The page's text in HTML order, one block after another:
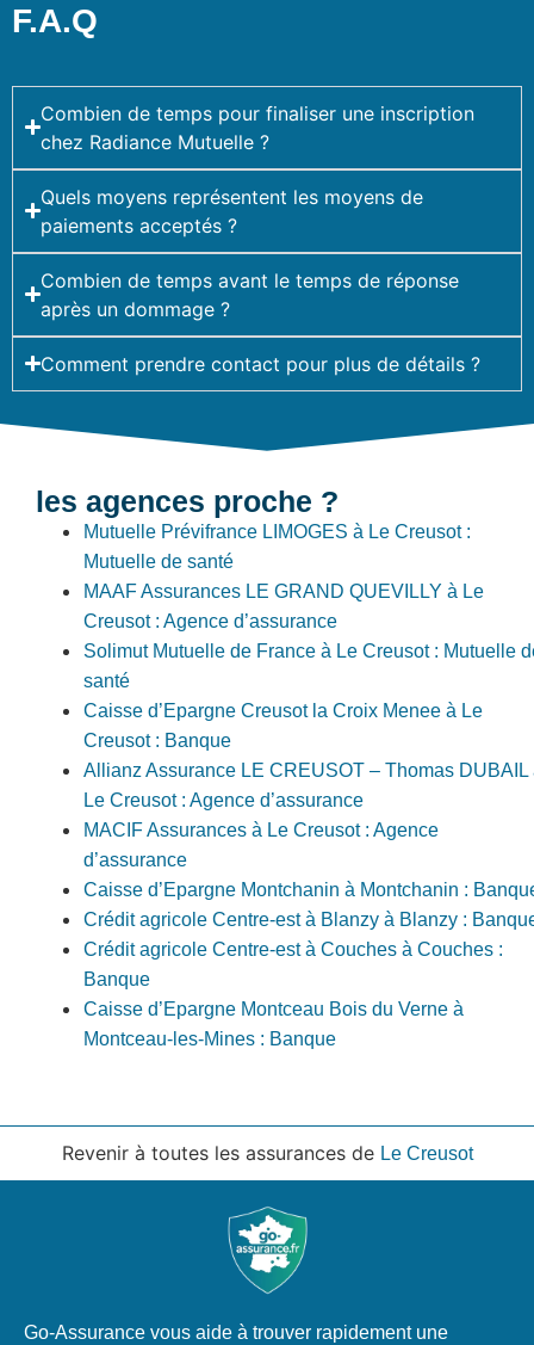
F.A.Q
Combien de temps pour finaliser une inscription
chez Radiance Mutuelle ?
Quels moyens représentent les moyens de
paiements acceptés ?
Combien de temps avant le temps de réponse
après un dommage ?
Comment prendre contact pour plus de détails ?
les agences proche ?
Mutuelle Prévifrance LIMOGES à Le Creusot :
Mutuelle de santé
MAAF Assurances LE GRAND QUEVILLY à Le
Creusot : Agence d’assurance
Solimut Mutuelle de France à Le Creusot : Mutuelle
santé
Caisse d’Epargne Creusot la Croix Menee à Le
Creusot : Banque
Allianz Assurance LE CREUSOT – Thomas DUBAIL
Le Creusot : Agence d’assurance
MACIF Assurances à Le Creusot : Agence
d’assurance
Caisse d’Epargne Montchanin à Montchanin :
Crédit agricole Centre-est à Blanzy à Blanzy :
Crédit agricole Centre-est à Couches à Couches :
Banque
Caisse d’Epargne Montceau Bois du Verne à
Montceau-les-Mines : Banque
Revenir à toutes les assurances de Le Creusot
Go-Assurance vous aide à trouver rapidement une